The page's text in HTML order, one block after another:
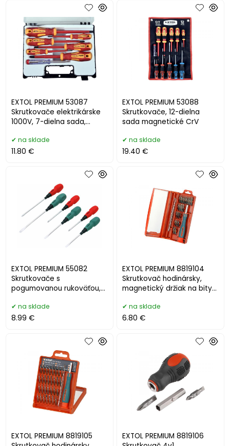
EXTOL PREMIUM 53087
Skrutkovače elektrikárske
1000V, 7-dielna sada,
na sklade
11.80 €
EXTOL PREMIUM 53088
Skrutkovače, 12-dielna
sada magnetické CrV
na sklade
19.40 €
EXTOL PREMIUM 55082
Skrutkovače s
pogumovanou rukoväťou,
na sklade
8.99 €
EXTOL PREMIUM 8819104
Skrutkovač hodinársky,
magnetický držiak na bity
na sklade
6.80 €
EXTOL PREMIUM 8819105
EXTOL PREMIUM 8819106